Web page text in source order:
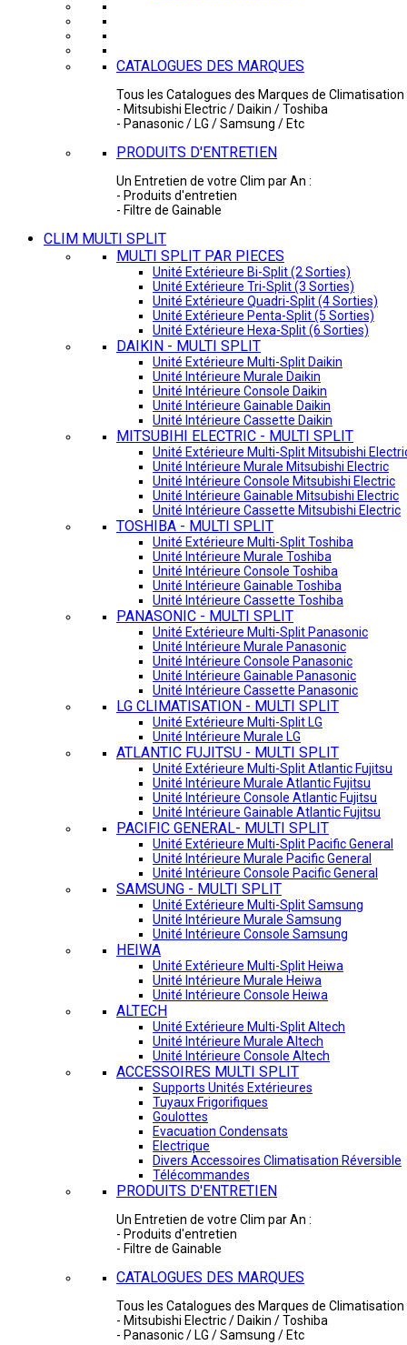
CATALOGUES DES MARQUES
Tous les Catalogues des Marques de Climatisation
- Mitsubishi Electric / Daikin / Toshiba
- Panasonic / LG / Samsung / Etc
PRODUITS D'ENTRETIEN
Un Entretien de votre Clim par An :
- Produits d'entretien
- Filtre de Gainable
CLIM MULTI SPLIT
MULTI SPLIT PAR PIECES
Unité Extérieure Bi-Split (2 Sorties)
Unité Extérieure Tri-Split (3 Sorties)
Unité Extérieure Quadri-Split (4 Sorties)
Unité Extérieure Penta-Split (5 Sorties)
Unité Extérieure Hexa-Split (6 Sorties)
DAIKIN - MULTI SPLIT
Unité Extérieure Multi-Split Daikin
Unité Intérieure Murale Daikin
Unité Intérieure Console Daikin
Unité Intérieure Gainable Daikin
Unité Intérieure Cassette Daikin
MITSUBIHI ELECTRIC - MULTI SPLIT
Unité Extérieure Multi-Split Mitsubishi
Unité Intérieure Murale Mitsubishi Electric
Unité Intérieure Console Mitsubishi Electric
Unité Intérieure Gainable Mitsubishi Electric
Unité Intérieure Cassette Mitsubishi Electric
TOSHIBA - MULTI SPLIT
Unité Extérieure Multi-Split Toshiba
Unité Intérieure Murale Toshiba
Unité Intérieure Console Toshiba
Unité Intérieure Gainable Toshiba
Unité Intérieure Cassette Toshiba
PANASONIC - MULTI SPLIT
Unité Extérieure Multi-Split Panasonic
Unité Intérieure Murale Panasonic
Unité Intérieure Console Panasonic
Unité Intérieure Gainable Panasonic
Unité Intérieure Cassette Panasonic
LG CLIMATISATION - MULTI SPLIT
Unité Extérieure Multi-Split LG
Unité Intérieure Murale LG
ATLANTIC FUJITSU - MULTI SPLIT
Unité Extérieure Multi-Split Atlantic Fujitsu
Unité Intérieure Murale Atlantic Fujitsu
Unité Intérieure Console Atlantic Fujitsu
Unité Intérieure Gainable Atlantic Fujitsu
PACIFIC GENERAL- MULTI SPLIT
Unité Extérieure Multi-Split Pacific General
Unité Intérieure Murale Pacific General
Unité Intérieure Console Pacific General
SAMSUNG - MULTI SPLIT
Unité Extérieure Multi-Split Samsung
Unité Intérieure Murale Samsung
Unité Intérieure Console Samsung
HEIWA
Unité Extérieure Multi-Split Heiwa
Unité Intérieure Murale Heiwa
Unité Intérieure Console Heiwa
ALTECH
Unité Extérieure Multi-Split Altech
Unité Intérieure Murale Altech
Unité Intérieure Console Altech
ACCESSOIRES MULTI SPLIT
Supports Unités Extérieures
Tuyaux Frigorifiques
Goulottes
Evacuation Condensats
Electrique
Divers Accessoires Climatisation Réversible
Télécommandes
PRODUITS D'ENTRETIEN
Un Entretien de votre Clim par An :
- Produits d'entretien
- Filtre de Gainable
CATALOGUES DES MARQUES
Tous les Catalogues des Marques de Climatisation
- Mitsubishi Electric / Daikin / Toshiba
- Panasonic / LG / Samsung / Etc